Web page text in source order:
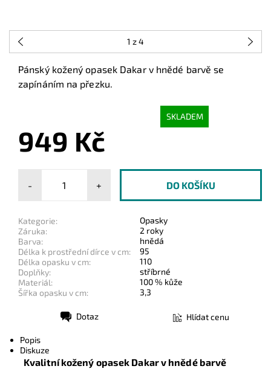
1 z 4
Pánský kožený opasek Dakar v hnědé barvě se
zapínáním na přezku.
SKLADEM
949 Kč
- +
Kategorie:
Opasky
Záruka:
2 roky
Barva:
hnědá
Délka k prostřední dírce v cm:
95
Délka opasku v cm:
110
Doplňky:
stříbrné
Materiál:
100 % kůže
Šířka opasku v cm:
3,3
Dotaz Hlídat cenu
Popis
Diskuze
Kvalitní kožený opasek Dakarv hnědé barvě